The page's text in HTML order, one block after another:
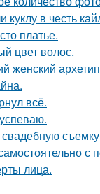
в честь
платье.
цвет волос.
женский
всё.
с
лица.